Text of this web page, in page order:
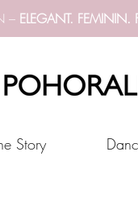
– ELEGANT. FEMININ.
Story